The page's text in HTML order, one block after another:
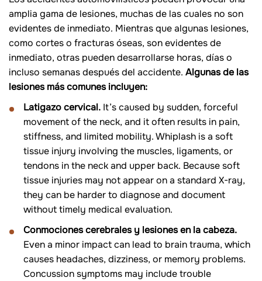
amplia gama de lesiones, muchas de las cuales no son
evidentes de inmediato. Mientras que algunas lesiones,
como cortes o fracturas óseas, son evidentes de
inmediato, otras pueden desarrollarse horas, días o
incluso semanas después del accidente. Algunas de las
lesiones más comunes incluyen:
Latigazo cervical. It’s caused by sudden, forceful
movement of the neck, and it often results in pain,
stiffness, and limited mobility. Whiplash is a soft
tissue injury involving the muscles, ligaments, or
tendons in the neck and upper back. Because soft
tissue injuries may not appear on a standard X-ray,
they can be harder to diagnose and document
without timely medical evaluation.
Conmociones cerebrales y lesiones en la cabeza.
Even a minor impact can lead to brain trauma, which
causes headaches, dizziness, or memory problems.
Concussion symptoms may include trouble